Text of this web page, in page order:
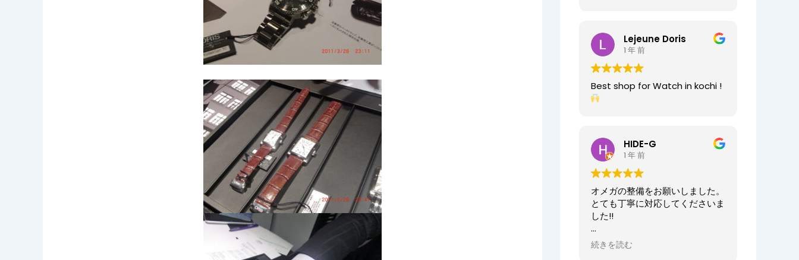
た。店員の方が親切なのに加え、
時計がお好きなのが伝わってきま
すし、寄り添った接客をしてくれ
ましたので、買い物が気持ちよく
できました。また、おすすめ通り
交換したベルトもガラッと雰囲気
と仕事がマッチしたご商売は人の
心を豊かにするんだなぁと感じ入
りました。ありがとうございま
す。
オーナーからの返信
先日はベルト調整のご依頼誠にあ
店内も楽しんでいただけて何より
でございます。
Lejeune Doris
1 年 前
Best shop for Watch in kochi !
HIDE-G
1 年 前
オメガの整備をお願いしました。
とても丁寧に対応してくださいま
した!!
オーナーからの返信
HIDE-G様
続きを読む